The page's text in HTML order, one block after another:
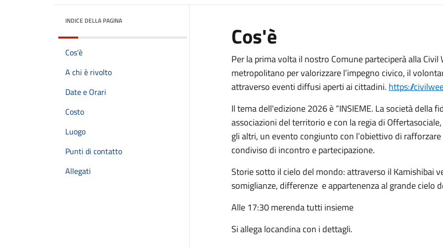
INDICE DELLA PAGINA
Cos'è
A chi è rivolto
Date e Orari
Costo
Luogo
Punti di contatto
Allegati
Cos'è
Per la prima volta il nostro Comune parteciperà alla
metropolitano per valorizzare l’impegno civico, il
attraverso eventi diffusi aperti ai cittadini. https://
Il tema dell'edizione 2026 è “INSIEME. La società della
associazioni del territorio e con la regia di
gli altri, un evento congiunto con l’obiettivo di
condiviso di incontro e partecipazione.
Storie sotto il cielo del mondo: attraverso il Kamishibai
somiglianze, differenze e appartenenza al grande cielo
Alle 17:30 merenda tutti insieme
Si allega locandina con i dettagli.